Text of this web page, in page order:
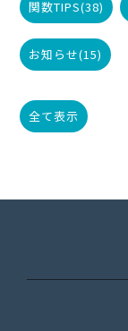
関数TIPS(38)
お知らせ(15)
全て表示